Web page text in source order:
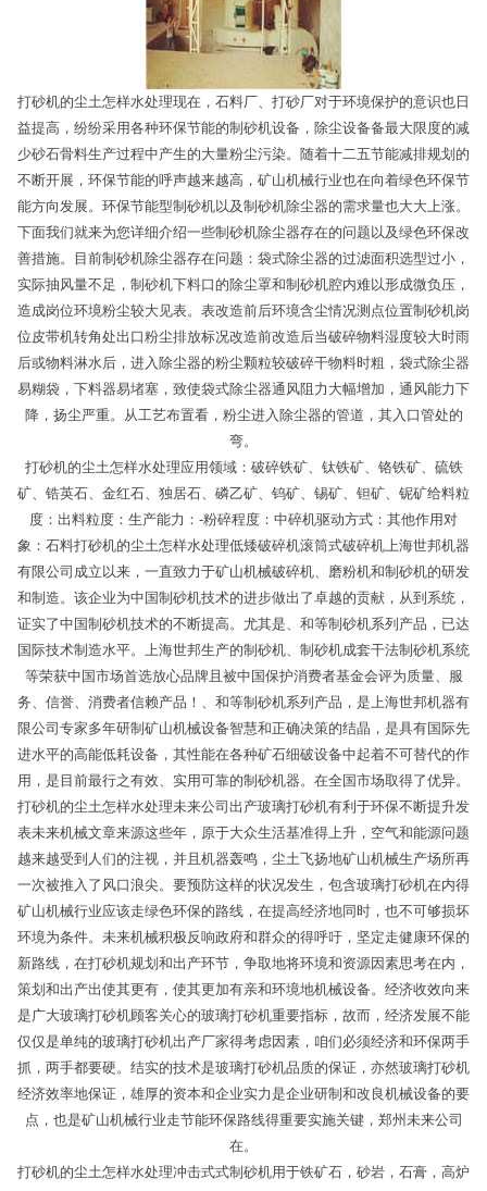
打砂机的尘土怎样水处理现在，石料厂、打砂厂对于环境保护的意识也日
益提高，纷纷采用各种环保节能的制砂机设备，除尘设备备最大限度的减
少砂石骨料生产过程中产生的大量粉尘污染。随着十二五节能减排规划的
不断开展，环保节能的呼声越来越高，矿山机械行业也在向着绿色环保节
能方向发展。环保节能型制砂机以及制砂机除尘器的需求量也大大上涨。
下面我们就来为您详细介绍一些制砂机除尘器存在的问题以及绿色环保改
善措施。目前制砂机除尘器存在问题：袋式除尘器的过滤面积选型过小，
实际抽风量不足，制砂机下料口的除尘罩和制砂机腔内难以形成微负压，
造成岗位环境粉尘较大见表。表改造前后环境含尘情况测点位置制砂机岗
位皮带机转角处出口粉尘排放标况改造前改造后当破碎物料湿度较大时雨
后或物料淋水后，进入除尘器的粉尘颗粒较破碎干物料时粗，袋式除尘器
易糊袋，下料器易堵塞，致使袋式除尘器通风阻力大幅增加，通风能力下
降，扬尘严重。从工艺布置看，粉尘进入除尘器的管道，其入口管处的
弯。
打砂机的尘土怎样水处理应用领域：破碎铁矿、钛铁矿、铬铁矿、硫铁
矿、锆英石、金红石、独居石、磷乙矿、钨矿、锡矿、钽矿、铌矿给料粒
度：出料粒度：生产能力：-粉碎程度：中碎机驱动方式：其他作用对
象：石料打砂机的尘土怎样水处理低矮破碎机滚筒式破碎机上海世邦机器
有限公司成立以来，一直致力于矿山机械破碎机、磨粉机和制砂机的研发
和制造。该企业为中国制砂机技术的进步做出了卓越的贡献，从到系统，
证实了中国制砂机技术的不断提高。尤其是、和等制砂机系列产品，已达
国际技术制造水平。上海世邦生产的制砂机、制砂机成套干法制砂机系统
等荣获中国市场首选放心品牌且被中国保护消费者基金会评为质量、服
务、信誉、消费者信赖产品！、和等制砂机系列产品，是上海世邦机器有
限公司专家多年研制矿山机械设备智慧和正确决策的结晶，是具有国际先
进水平的高能低耗设备，其性能在各种矿石细破设备中起着不可替代的作
用，是目前最行之有效、实用可靠的制砂机器。在全国市场取得了优异。
打砂机的尘土怎样水处理未来公司出产玻璃打砂机有利于环保不断提升发
表未来机械文章来源这些年，原于大众生活基准得上升，空气和能源问题
越来越受到人们的注视，并且机器轰鸣，尘土飞扬地矿山机械生产场所再
一次被推入了风口浪尖。要预防这样的状况发生，包含玻璃打砂机在内得
矿山机械行业应该走绿色环保的路线，在提高经济地同时，也不可够损坏
环境为条件。未来机械积极反响政府和群众的得呼吁，坚定走健康环保的
新路线，在打砂机规划和出产环节，争取地将环境和资源因素思考在内，
策划和出产出使其更有，使其更加有亲和环境地机械设备。经济收效向来
是广大玻璃打砂机顾客关心的玻璃打砂机重要指标，故而，经济发展不能
仅仅是单纯的玻璃打砂机出产厂家得考虑因素，咱们必须经济和环保两手
抓，两手都要硬。结实的技术是玻璃打砂机品质的保证，亦然玻璃打砂机
经济效率地保证，雄厚的资本和企业实力是企业研制和改良机械设备的要
点，也是矿山机械行业走节能环保路线得重要实施关键，郑州未来公司
在。
打砂机的尘土怎样水处理冲击式式制砂机用于铁矿石，砂岩，石膏，高炉